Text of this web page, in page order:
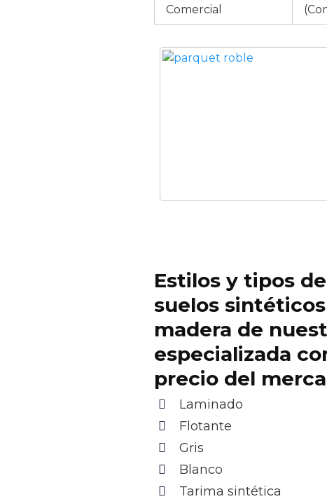
Comercial
Estilos y tipos
suelos
madera de
especializada
precio del
Laminado
Flotante
Gris
Blanco
Tarima sintética